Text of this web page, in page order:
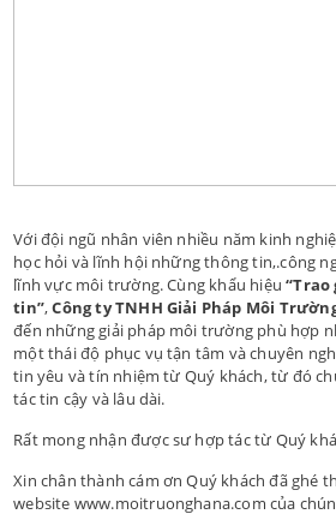
Với đội ngũ nhân viên nhiều năm kinh
học hỏi và lĩnh hội những thông tin,.công
lĩnh vực môi trường. Cùng khẩu hiệu“Trao
tin”,Công ty TNHH Giải Pháp Môi
đến những giải pháp môi trường phù hợp
một thái độ phục vụ tận tâm và chuyên
tin yêu và tín nhiệm từ Quý khách, từ đó
tác tin cậy và lâu dài.
Rất mong nhận được sư hợp tác từ Quý
Xin chân thành cám ơn Quý khách đã ghé
website www.moitruonghana.com của